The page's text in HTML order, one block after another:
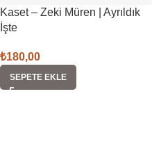
Kaset – Zeki Müren | Ayrıldık
İşte
₺180,00
SEPETE EKLE